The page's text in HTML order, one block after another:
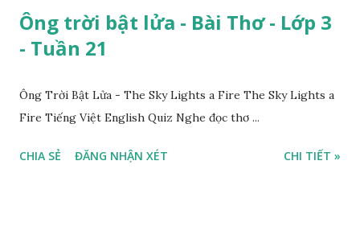
Ông trời bật lửa - Bài Thơ - Lớp 3
- Tuần 21
Ông Trời Bật Lửa - The Sky Lights a Fire The Sky Lights a
Fire Tiếng Việt English Quiz Nghe đọc thơ ...
CHIA SẺ ĐĂNG NHẬN XÉT CHI TIẾT »